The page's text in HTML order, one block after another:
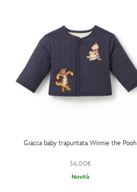
Giacca baby trapuntata Winnie the Pooh
36.00€
Novità